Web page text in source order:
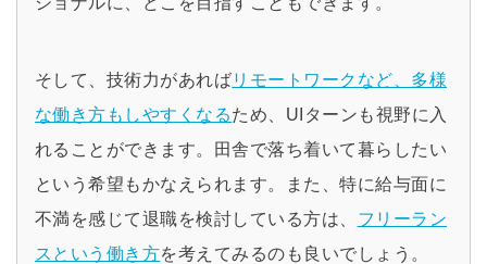
そして、技術力があればリモートワークなど、多様
な働き方もしやすくなるため、UIターンも視野に入
れることができます。田舎で落ち着いて暮らしたい
という希望もかなえられます。また、特に給与面に
不満を感じて退職を検討している方は、 フリーラン
スという働き方を考えてみるのも良いでしょう。